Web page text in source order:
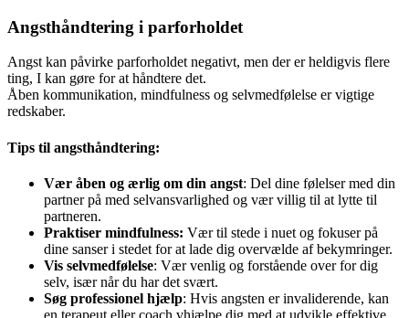
Angsthåndtering i parforholdet
Angst kan påvirke parforholdet negativt, men der er heldigvis flere
ting, I kan gøre for at håndtere det.
Åben kommunikation, mindfulness og selvmedfølelse er vigtige
redskaber.
Tips til angsthåndtering:
Vær åben og ærlig om din angst: Del dine følelser med din
partner på med selvansvarlighed og vær villig til at lytte til
partneren.
Praktiser mindfulness: Vær til stede i nuet og fokuser på
dine sanser i stedet for at lade dig overvælde af bekymringer.
Vis selvmedfølelse: Vær venlig og forstående over for dig
selv, især når du har det svært.
Søg professionel hjælp: Hvis angsten er invaliderende, kan
en terapeut eller coach vhjælpe dig med at udvikle effektive